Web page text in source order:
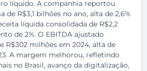
líquido. A companhia reportou
de R$3,1 bilhões no ano, alta de 2,6%
líquida consolidada de R$2,2
de 2%. O EBITDA ajustado
R$302 milhões em 2024, alta de
A margem melhorou, refletindo
no Brasil, avanço da digitalização,